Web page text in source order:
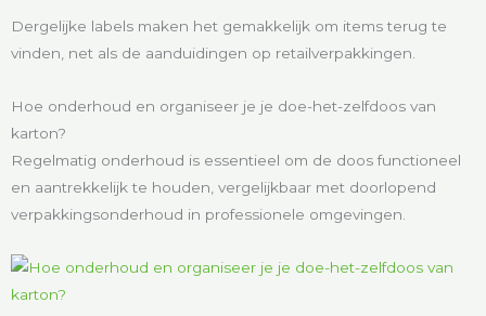
Dergelijke labels maken het gemakkelijk om items terug te
vinden, net als de aanduidingen op retailverpakkingen.
Hoe onderhoud en organiseer je je doe-het-zelfdoos van
karton?
Regelmatig onderhoud is essentieel om de doos functioneel
en aantrekkelijk te houden, vergelijkbaar met doorlopend
verpakkingsonderhoud in professionele omgevingen.